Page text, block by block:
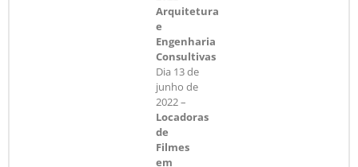
Arquitetura
e
Engenharia
Consultivas
Dia 13 de
junho de
2022 –
Locadoras
de
Filmes
em